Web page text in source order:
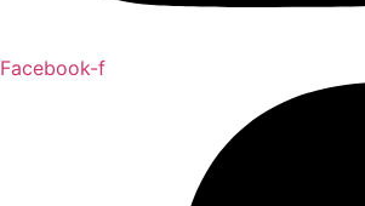
Facebook-f